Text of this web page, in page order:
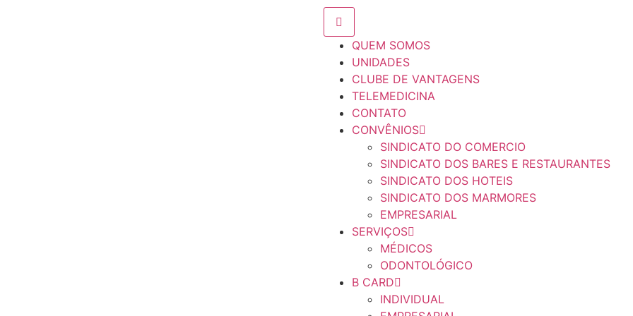
QUEM SOMOS
UNIDADES
CLUBE DE VANTAGENS
TELEMEDICINA
CONTATO
CONVÊNIOS
SINDICATO DO COMERCIO
SINDICATO DOS BARES E RESTAURANTES
SINDICATO DOS HOTEIS
SINDICATO DOS MARMORES
EMPRESARIAL
SERVIÇOS
MÉDICOS
ODONTOLÓGICO
B CARD
INDIVIDUAL